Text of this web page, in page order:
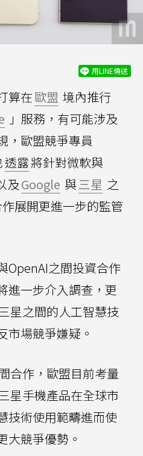
用LINE傳送
算在歐盟 境內推行
」服務，有可能涉及
，歐盟競爭專員
透露將針對微軟與
及Google 與三星 之
展開更進一步的監管
OpenAI之間投資合作
進一步介入調查，更
星之間的人工智慧技
市場競爭嫌疑。
合作，歐盟目前考量
星手機產品在全球市
技術使用範疇進而使
大競爭優勢。